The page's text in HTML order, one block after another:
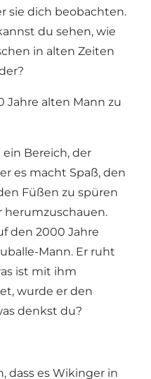
sie dich beobachten.
du sehen, wie
in alten Zeiten
Jahre alten Mann zu
Bereich, der
es macht Spaß, den
Füßen zu spüren
herumzuschauen.
den 2000 Jahre
Mann. Er ruht
ist mit ihm
wurde er den
denkst du?
dass es Wikinger in